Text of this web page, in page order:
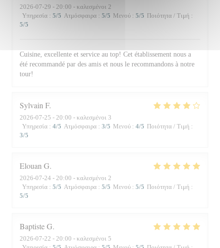
2026-07-29 - 20:00 - καλεσμένοι 2
Υπηρεσία : 5/5 Ατμόσφαιρα : 5/5 Μενού : 5/5 Ποιότητα / Τιμή :
5/5
Cuisine, excellente et service au top! Cet établissement nous a
été recommandé par des amis et nous le recommandons à notre
tour!
Sylvain F
2026-07-25 - 20:00 - καλεσμένοι 3
Υπηρεσία : 4/5 Ατμόσφαιρα : 3/5 Μενού : 4/5 Ποιότητα / Τιμή :
3/5
Elouan G
2026-07-24 - 20:00 - καλεσμένοι 2
Υπηρεσία : 5/5 Ατμόσφαιρα : 5/5 Μενού : 5/5 Ποιότητα / Τιμή :
5/5
BaptisteG
2026-07-22 - 20:00 - καλεσμένοι 5